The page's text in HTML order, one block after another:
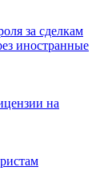
за сделкам
иностранные
на